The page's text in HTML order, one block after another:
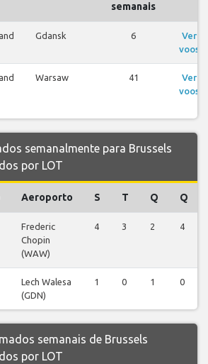
semanais
Gdansk 6
Ver
voos
Warsaw 41
Ver
voos
semanalmente para Brussels
por LOT
Aeroporto S T Q Q
Frederic
Chopin
(WAW)
4 3 2 4
Lech Walesa
(GDN)
1 0 1 0
semanais de Brussels
por LOT